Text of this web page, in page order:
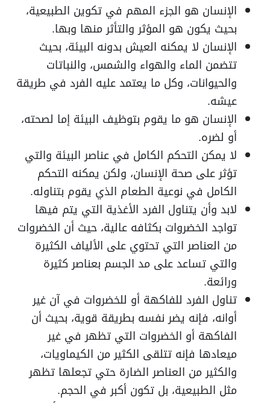
الإنسان هو الجزء المهم في تكوين الطبيعية،
بحيث يكون هو المؤثر والتأثر منها وبها.
الإنسان لا يمكنه العيش بدونه البيئة، بحيث
تتضمن الماء والهواء والشمس، والنباتات
والحيوانات، وكل ما يعتمد عليه الفرد في طريقة
عيشه.
الإنسان هو ما يقوم بتوظيف البيئة إما لصحته،
أو لضره.
لا يمكن التحكم الكامل في عناصر البيئة والتي
تؤثر على صحة الإنسان، ولكن يمكنه التحكم
الكامل في نوعية الطعام الذي يقوم بتناوله.
لابد وأن يتناول الفرد الأغذية التي يتم فيها
تواجد الخضروات بكثافه عالية، حيث أن الخضروات
من العناصر التي تحتوي على الألياف الكثيرة
والتي تساعد على مد الجسم بعناصر كثيرة
ورائعة.
تناول الفرد للفاكهة أو للخضروات في آن غير
أوانه، فإنه يضر نفسه بطريقة قوية، بحيث أن
الفاكهة أو الخضروات التي تظهر في غير
ميعادها فإنه تتلقى الكثير من الكيماويات،
والكثير من العناصر الضارة حتي تجعلها تظهر
مثل الطبيعية، بل تكون أكبر في الحجم.